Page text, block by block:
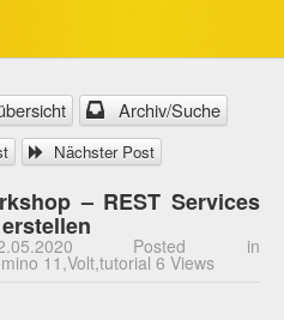
Archiv/Suche
Nächster Post
– REST Services
Posted in
11,Volt,tutorial 6 Views